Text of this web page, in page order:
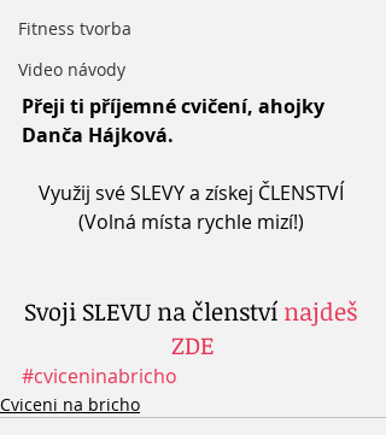
Fitness tvorba
Video návody
Přeji ti příjemné cvičení, ahojky
Danča Hájková.
Využij své SLEVY a získej ČLENSTVÍ
(Volná místa rychle mizí!)
Svoji SLEVU na členství najdeš
ZDE
#cviceninabricho
Cviceni na bricho